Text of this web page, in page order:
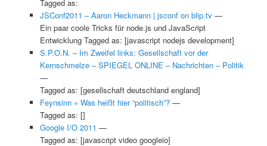
Tagged as:
JSConf2011 – Aaron Heckmann | jsconf on blip.tv—
Ein paar coole Tricks für node.js und JavaScript
Entwicklung Tagged as: [javascript nodejs development]
S.P.O.N. – Im Zweifel links: Gesellschaft vor der
Kernschmelze – SPIEGEL ONLINE – Nachrichten – Politik
—
Tagged as: [gesellschaft deutschland england]
Feynsinn » Was heißt hier “politisch”?—
Tagged as: []
Google I/O 2011 —
Tagged as: [javascript video googleio]